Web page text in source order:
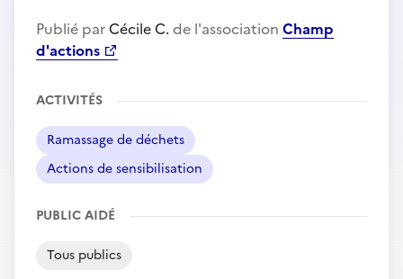
Publié par Cécile C. de l'association Champ
d'actions
ACTIVITÉS
Ramassage de déchets
Actions de sensibilisation
PUBLIC AIDÉ
Tous publics